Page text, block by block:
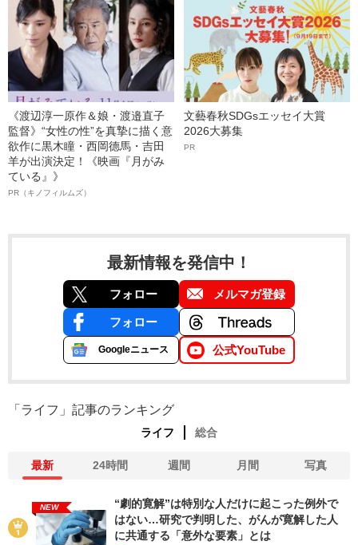
《渡辺淳一原作＆娘・渡邉直子
監督》“女性の性”を真摯に描く意
欲作に黒木瞳・西岡德馬・吉田
羊が出演決定！《映画『月がみ
ている』》
PR（キノフィルムズ）
文藝春秋SDGsエッセイ大賞
2026大募集
PR
最新情報を発信中！
フォロー メルマガ登録
フォロー
Googleニュース 公式YouTube
「ライフ」記事のランキング
ライフ 総合
最新 24時間 週間 月間 写真
NEW
“劇的寛解”は特別な人だけに起こった例外で
はない…研究で判明した、がんが寛解した人
に共通する「意外な要素」とは